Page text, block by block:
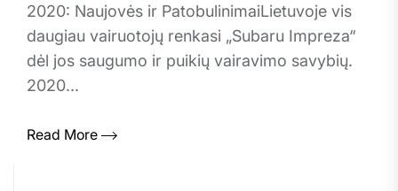
2020: Naujovės ir PatobulinimaiLietuvoje vis
daugiau vairuotojų renkasi „Subaru Impreza“
dėl jos saugumo ir puikių vairavimo savybių.
2020...
Read More